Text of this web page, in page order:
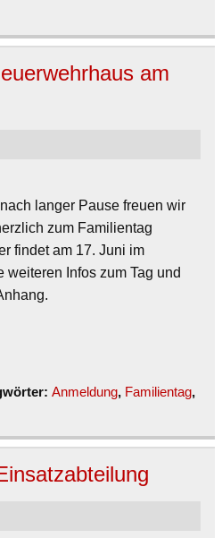
am
langer Pause freuen wir
zum Familientag
findet am 17. Juni im
weiteren Infos zum Tag und
Anmeldung, Familientag,